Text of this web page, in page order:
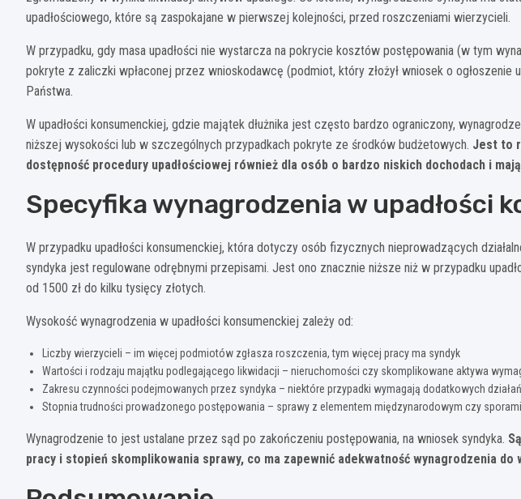
upadłościowego, które są zaspokajane w pierwszej kolejności, przed roszczeniami wierzycieli.
W przypadku, gdy masa upadłości nie wystarcza na pokrycie kosztów postępowania (w tym
pokryte z zaliczki wpłaconej przez wnioskodawcę (podmiot, który złożył wniosek o ogłoszenie
Państwa.
W upadłości konsumenckiej, gdzie majątek dłużnika jest często bardzo ograniczony,
niższej wysokości lub w szczególnych przypadkach pokryte ze środków budżetowych. Jest to
dostępność procedury upadłościowej również dla osób o bardzo niskich dochodach i
Specyfika wynagrodzenia w upadłości
W przypadku upadłości konsumenckiej, która dotyczy osób fizycznych nieprowadzących
syndyka jest regulowane odrębnymi przepisami. Jest ono znacznie niższe niż w przypadku
od 1500 zł do kilku tysięcy złotych.
Wysokość wynagrodzenia w upadłości konsumenckiej zależy od:
Liczby wierzycieli – im więcej podmiotów zgłasza roszczenia, tym więcej pracy ma syndyk
Wartości i rodzaju majątku podlegającego likwidacji – nieruchomości czy skomplikowane aktywa
Zakresu czynności podejmowanych przez syndyka – niektóre przypadki wymagają dodatkowych
Stopnia trudności prowadzonego postępowania – sprawy z elementem międzynarodowym czy
Wynagrodzenie to jest ustalane przez sąd po zakończeniu postępowania, na wniosek syndyka.
pracy i stopień skomplikowania sprawy, co ma zapewnić adekwatność wynagrodzenia do